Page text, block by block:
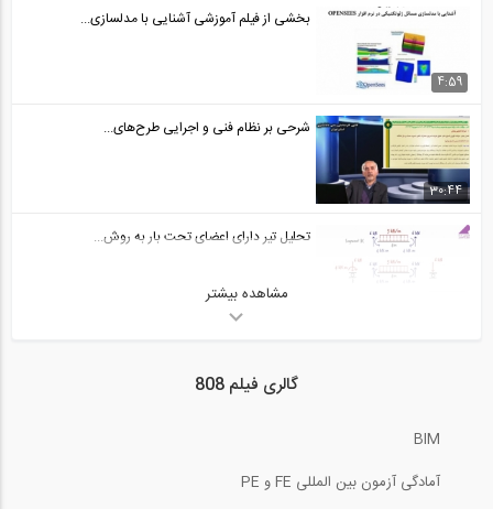
4:59
بخشی از فیلم آموزشی آشنایی با مدلسازی...
30:44
شرحی بر نظام فنی و اجرایی طرح‌های...
تحلیل تیر دارای اعضای تحت بار به روش...
مشاهده بیشتر
گالری فیلم 808
BIM
آمادگی آزمون بین المللی FE و PE